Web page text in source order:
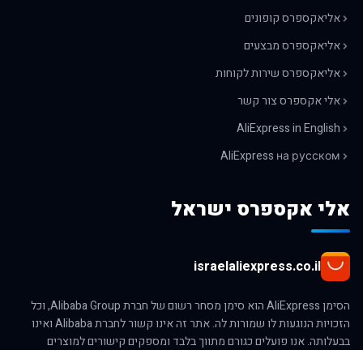
אליאקספרס קופונים
אליאקספרס מבצעים
אליאקספרס שירות לקוחות
אלי אקספרס צור קשר
AliExpress in English
AliExpress на русском
אלי אקספרס ישראל
israelaliexpress.co.il
הסימן AliExpress הוא סימן מסחר רשום של חברת Alibaba Group, וכל
הזכויות הנוגעות לו שמורות לה. אתר זה אינו קשור לחברת Alibaba ואינו
בבעלותה. אנו פועלים כגורם מתווך בלבד ומספקים קישורים למוצרים